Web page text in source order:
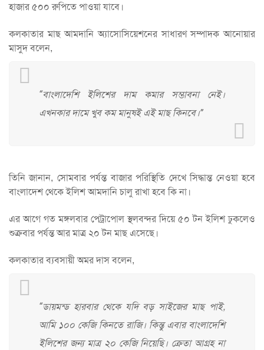
হাজার ৫০০ রুপিতে পাওয়া যাবে।
কলকাতার মাছ আমদানি অ্যাসোসিয়েশনের সাধারণ সম্পাদক আনোয়ার
মাসুদ বলেন,
“বাংলাদেশি ইলিশের দাম কমার সম্ভাবনা নেই।
এখনকার দামে খুব কম মানুষই এই মাছ কিনবে।”
তিনি জানান, সোমবার পর্যন্ত বাজার পরিস্থিতি দেখে সিদ্ধান্ত নেওয়া হবে
বাংলাদেশ থেকে ইলিশ আমদানি চালু রাখা হবে কি না।
এর আগে গত মঙ্গলবার পেট্রাপোল স্থলবন্দর দিয়ে ৫০ টন ইলিশ ঢুকলেও
শুক্রবার পর্যন্ত আর মাত্র ২০ টন মাছ এসেছে।
কলকাতার ব্যবসায়ী অমর দাস বলেন,
“ডায়মন্ড হারবার থেকে যদি বড় সাইজের মাছ পাই,
আমি ১০০ কেজি কিনতে রাজি। কিন্তু এবার বাংলাদেশি
ইলিশের জন্য মাত্র ২০ কেজি নিয়েছি। ক্রেতা আগ্রহ না